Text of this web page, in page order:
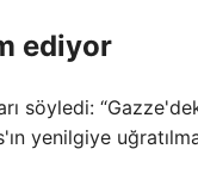
ediyor
söyledi:
yenilgiye